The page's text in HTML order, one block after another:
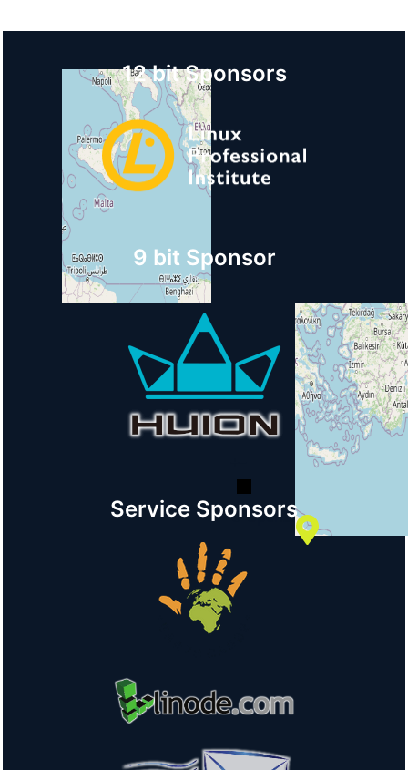
© OpenStreetMap
12 bit Sponsors
9 bit Sponsor
Service Sponsors